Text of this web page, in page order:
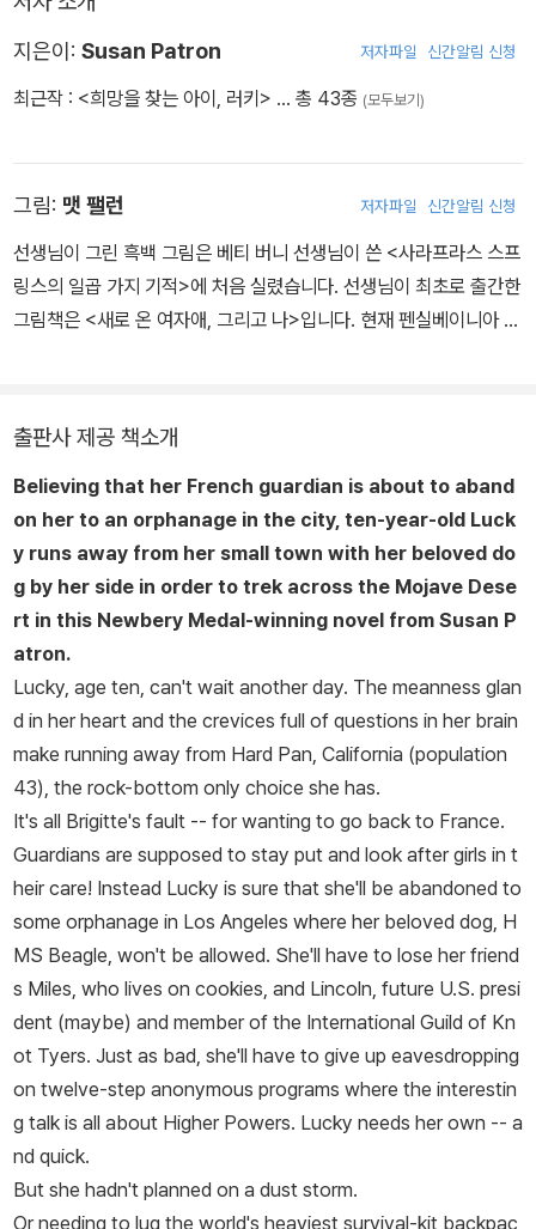
지은이: Susan Patron 저자파일 신간알림 신청
최근작 : <희망을 찾는 아이, 러키> … 총 43종 (모두보기)
그림: 맷 팰런 저자파일 신간알림 신청
선생님이 그린 흑백 그림은 베티 버니 선생님이 쓴 <사라프라스 스프
링스의 일곱 가지 기적>에 처음 실렸습니다. 선생님이 최초로 출간한
그림책은 <새로 온 여자애, 그리고 나>입니다. 현재 펜실베이니아 필
출판사 제공 책소개
Believing that her French guardian is about to aband
on her to an orphanage in the city, ten-year-old Luck
y runs away from her small town with her beloved do
g by her side in order to trek across the Mojave Dese
rt in this Newbery Medal-winning novel from Susan P
atron.
Lucky, age ten, can't wait another day. The meanness glan
d in her heart and the crevices full of questions in her brain
make running away from Hard Pan, California (population
43), the rock-bottom only choice she has.
It's all Brigitte's fault -- for wanting to go back to France.
Guardians are supposed to stay put and look after girls in t
heir care! Instead Lucky is sure that she'll be abandoned to
some orphanage in Los Angeles where her beloved dog, H
MS Beagle, won't be allowed. She'll have to lose her friend
s Miles, who lives on cookies, and Lincoln, future U.S. presi
dent (maybe) and member of the International Guild of Kn
ot Tyers. Just as bad, she'll have to give up eavesdropping
on twelve-step anonymous programs where the interestin
g talk is all about Higher Powers. Lucky needs her own -- a
nd quick.
But she hadn't planned on a dust storm.
Or needing to lug the world's heaviest survival-kit backpac